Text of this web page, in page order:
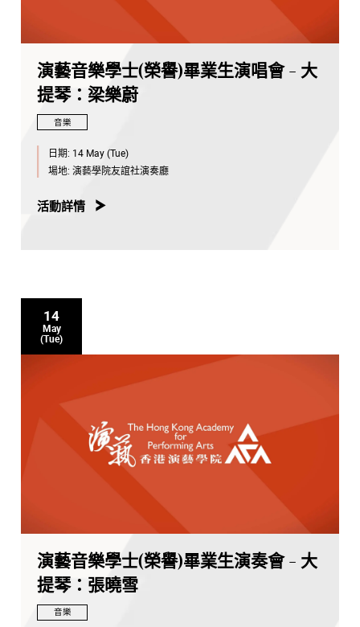
演藝音樂學士(榮譽)畢業生演唱會 - 大
提琴：梁樂蔚
音樂
日期: 14 May (Tue)
場地: 演藝學院友誼社演奏廳
活動詳情
14
May
(Tue)
演藝音樂學士(榮譽)畢業生演奏會 - 大
提琴：張曉雪
音樂